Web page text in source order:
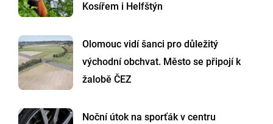
Kosířem i Helfštýn
Olomouc vidí šanci pro důležitý
východní obchvat. Město se připojí k
žalobě ČEZ
Noční útok na sporťák v centru